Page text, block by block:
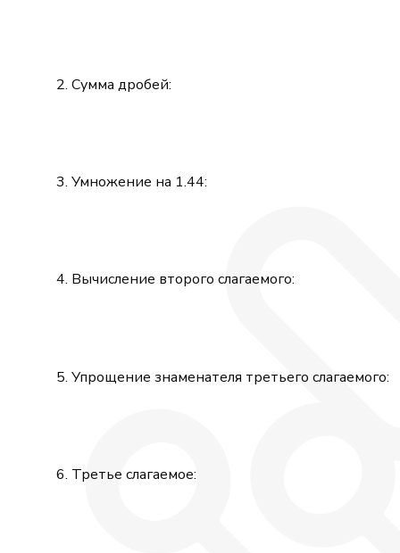
Сумма дробей:
Умножение на 1.44:
Вычисление второго слагаемого:
Упрощение знаменателя третьего слагаемого:
Третье слагаемое: